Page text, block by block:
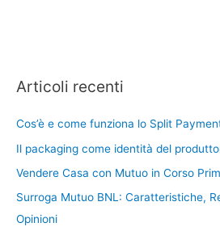
Articoli recenti
Cos’è e come funziona lo Split
Il packaging come identità del
Vendere Casa con Mutuo in Corso
Surroga Mutuo BNL: Caratteristiche,
Opinioni